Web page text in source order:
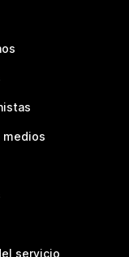
medios
servicio